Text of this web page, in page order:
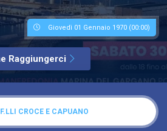
Giovedì 01 Gennaio 1970 (00:00)
Raggiungerci
F.LLI CROCE E CAPUANO